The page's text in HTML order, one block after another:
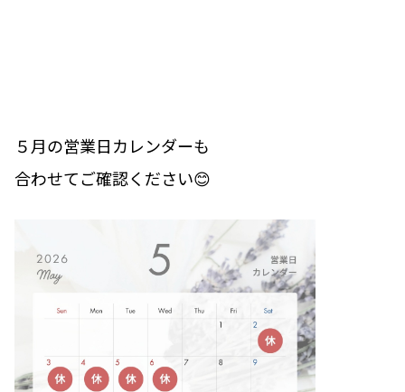
５月の営業日カレンダーも
合わせてご確認ください😊